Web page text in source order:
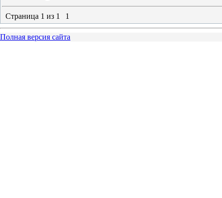
Страница 1 из 1 1
Полная версия сайта